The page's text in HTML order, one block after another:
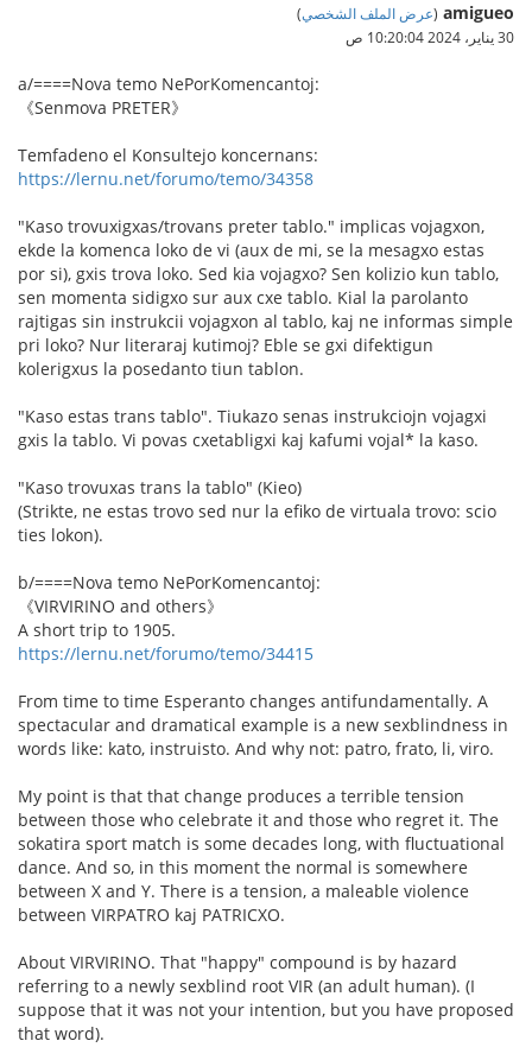
amigueo
(عرض الملف الشخصي)
30 يناير، 2024 10:20:04 ص
a/====Nova temo NePorKomencantoj:
《Senmova PRETER》
Temfadeno el Konsultejo koncernans:
https://lernu.net/forumo/temo/34358
"Kaso trovuxigxas/trovans preter tablo." implicas vojagxon,
ekde la komenca loko de vi (aux de mi, se la mesagxo estas
por si), gxis trova loko. Sed kia vojagxo? Sen kolizio kun tablo,
sen momenta sidigxo sur aux cxe tablo. Kial la parolanto
rajtigas sin instrukcii vojagxon al tablo, kaj ne informas simple
pri loko? Nur literaraj kutimoj? Eble se gxi difektigun
kolerigxus la posedanto tiun tablon.
"Kaso estas trans tablo". Tiukazo senas instrukciojn vojagxi
gxis la tablo. Vi povas cxetabligxi kaj kafumi vojal* la kaso.
"Kaso trovuxas trans la tablo" (Kieo)
(Strikte, ne estas trovo sed nur la efiko de virtuala trovo: scio
ties lokon).
b/====Nova temo NePorKomencantoj:
《VIRVIRINO and others》
A short trip to 1905.
https://lernu.net/forumo/temo/34415
From time to time Esperanto changes antifundamentally. A
spectacular and dramatical example is a new sexblindness in
words like: kato, instruisto. And why not: patro, frato, li, viro.
My point is that that change produces a terrible tension
between those who celebrate it and those who regret it. The
sokatira sport match is some decades long, with fluctuational
dance. And so, in this moment the normal is somewhere
between X and Y. There is a tension, a maleable violence
between VIRPATRO kaj PATRICXO.
About VIRVIRINO. That "happy" compound is by hazard
referring to a newly sexblind root VIR (an adult human). (I
suppose that it was not your intention, but you have proposed
that word).